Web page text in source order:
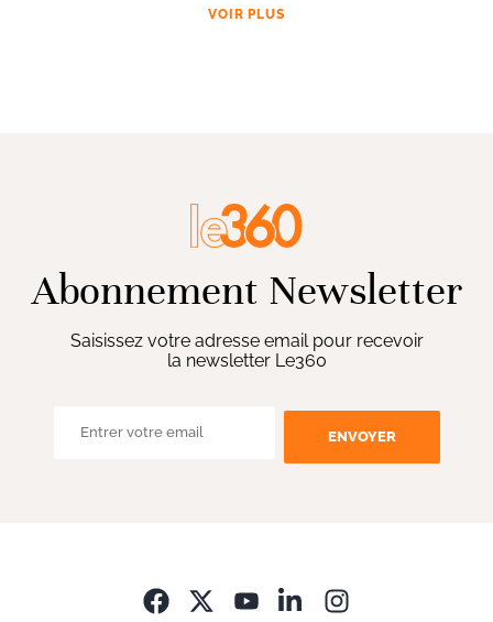
VOIR PLUS
Abonnement Newsletter
Saisissez votre adresse email pour recevoir
la newsletter Le360
ENVOYER